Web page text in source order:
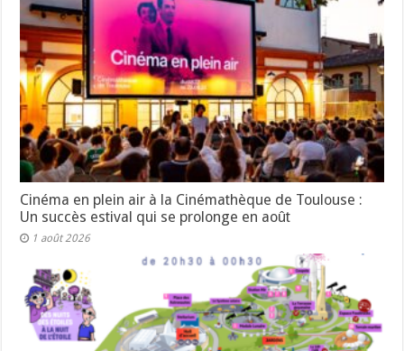
Cinéma en plein air à la Cinémathèque de Toulouse :
Un succès estival qui se prolonge en août
1 août 2026